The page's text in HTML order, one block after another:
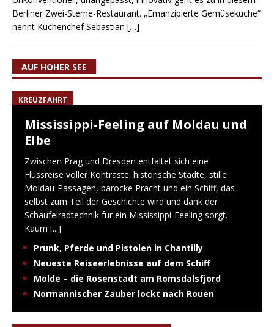
Berliner Zwei-Sterne-Restaurant. „Emanzipierte Gemüseküche“
nennt Küchenchef Sebastian […]
AUF HOHER SEE
KREUZFAHRT
Mississippi-Feeling auf Moldau und
Elbe
Zwischen Prag und Dresden entfaltet sich eine
Flussreise voller Kontraste: historische Städte, stille
Moldau-Passagen, barocke Pracht und ein Schiff, das
selbst zum Teil der Geschichte wird und dank der
Schaufelradtechnik für ein Mississippi-Feeling sorgt.
Kaum [...]
Prunk, Pferde und Pistolen in Chantilly
Neueste Reiseerlebnisse auf dem Schiff
Molde – die Rosenstadt am Romsdalsfjord
Normannischer Zauber lockt nach Rouen